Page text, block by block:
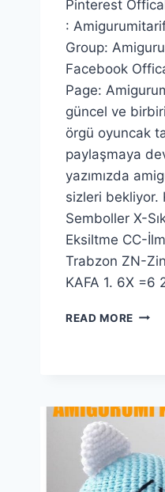
Pinterest
:
Group:
Facebook
Page:
güncel ve
örgü oyuncak
paylaşmaya
yazımızda
sizleri bekliyor.
Semboller X-
Eksiltme CC-
Trabzon ZN-
KAFA 1. 6X =6
READ MORE